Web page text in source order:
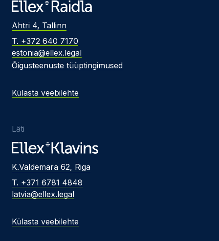
Ahtri 4, Tallinn
T. +372 640 7170
estonia@ellex.legal
Õigusteenuste tüüptingimused
Külasta veebilehte
Läti
K.Valdemara 62, Riga
T. +371 6781 4848
latvia@ellex.legal
Külasta veebilehte